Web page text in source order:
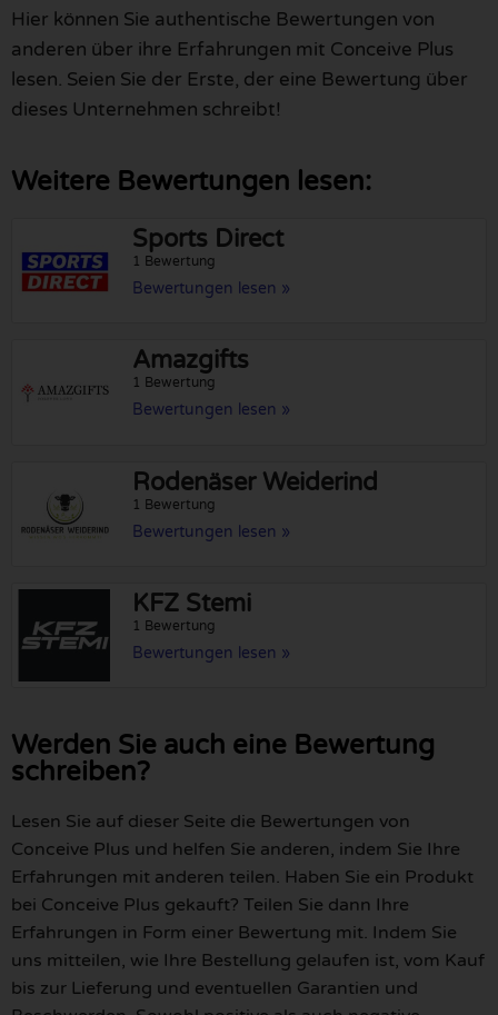
Hier können Sie authentische Bewertungen von
anderen über ihre Erfahrungen mit Conceive Plus
lesen. Seien Sie der Erste, der eine Bewertung über
dieses Unternehmen schreibt!
Weitere Bewertungen lesen:
Sports Direct
1 Bewertung
Bewertungen lesen »
Amazgifts
1 Bewertung
Bewertungen lesen »
Rodenäser Weiderind
1 Bewertung
Bewertungen lesen »
KFZ Stemi
1 Bewertung
Bewertungen lesen »
Werden Sie auch eine Bewertung
schreiben?
Lesen Sie auf dieser Seite die Bewertungen von
Conceive Plus und helfen Sie anderen, indem Sie Ihre
Erfahrungen mit anderen teilen. Haben Sie ein Produkt
bei Conceive Plus gekauft? Teilen Sie dann Ihre
Erfahrungen in Form einer Bewertung mit. Indem Sie
uns mitteilen, wie Ihre Bestellung gelaufen ist, vom Kauf
bis zur Lieferung und eventuellen Garantien und